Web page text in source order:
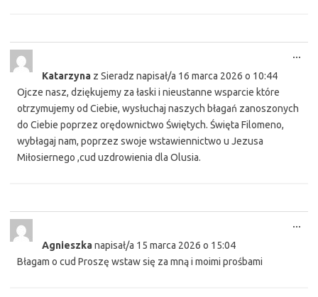
Katarzyna z Sieradz napisał/a 16 marca 2026 o 10:44
Ojcze nasz, dziękujemy za łaski i nieustanne wsparcie które
otrzymujemy od Ciebie, wysłuchaj naszych błagań zanoszonych
do Ciebie poprzez orędownictwo Świętych. Święta Filomeno,
wybłagaj nam, poprzez swoje wstawiennictwo u Jezusa
Miłosiernego ,cud uzdrowienia dla Olusia.
...
Agnieszkanapisał/a 15 marca 2026 o 15:04
Błagam o cud Proszę wstaw się za mną i moimi prośbami
...